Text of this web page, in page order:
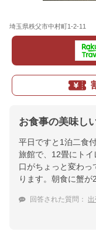
埼玉県秩父市中村町1-2-11
お食事の美味し
平日ですと1泊二食
旅館で、12畳にト
口がちょっと変わっ
ります。朝食に蟹が
回答された質問：